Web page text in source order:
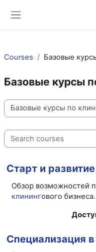
Courses Базовые
Базовые курсы
Course categories
Search courses
Старт и
Обзор возможностей
клинингового бизнеса.
Специализация